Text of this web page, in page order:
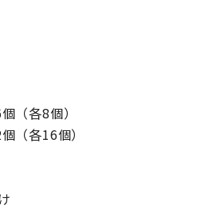
（各8個）
（各16個）